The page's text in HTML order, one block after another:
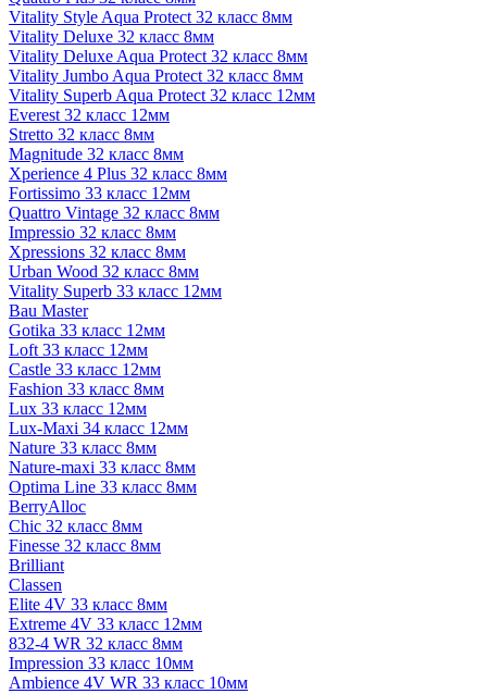
Vitality Style Aqua Protect 32 класс 8мм
Vitality Deluxe 32 класс 8мм
Vitality Deluxe Aqua Protect 32 класс 8мм
Vitality Jumbo Aqua Protect 32 класс 8мм
Vitality Superb Aqua Protect 32 класс 12мм
Everest 32 класс 12мм
Stretto 32 класс 8мм
Magnitude 32 класс 8мм
Xperience 4 Plus 32 класс 8мм
Fortissimo 33 класс 12мм
Quattro Vintage 32 класс 8мм
Impressio 32 класс 8мм
Xpressions 32 класс 8мм
Urban Wood 32 класс 8мм
Vitality Superb 33 класс 12мм
Bau Master
Gotika 33 класс 12мм
Loft 33 класс 12мм
Castle 33 класс 12мм
Fashion 33 класс 8мм
Lux 33 класс 12мм
Lux-Maxi 34 класс 12мм
Nature 33 класс 8мм
Nature-maxi 33 класс 8мм
Optima Line 33 класс 8мм
BerryAlloc
Chic 32 класс 8мм
Finesse 32 класс 8мм
Brilliant
Classen
Elite 4V 33 класс 8мм
Extreme 4V 33 класс 12мм
832-4 WR 32 класс 8мм
Impression 33 класс 10мм
Ambience 4V WR 33 класс 10мм